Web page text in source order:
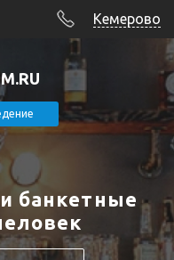
Кемерово
банкетные